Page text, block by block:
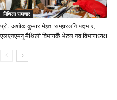
मिथिला समाचार
प्रो. अशोक कुमार मेहता सम्हारलनि पदभार,
एलएनएमयू मैथिली विभागकेँ भेटल नव विभागाध्यक्ष